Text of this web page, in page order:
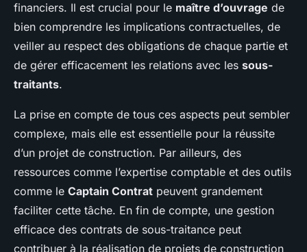
financiers. Il est crucial pour le maître d’ouvrage de
bien comprendre les implications contractuelles, de
veiller au respect des obligations de chaque partie et
de gérer efficacement les relations avec les sous-
traitants.
La prise en compte de tous ces aspects peut sembler
complexe, mais elle est essentielle pour la réussite
d’un projet de construction. Par ailleurs, des
ressources comme l’expertise comptable et des outils
comme le Captain Contrat peuvent grandement
faciliter cette tâche. En fin de compte, une gestion
efficace des contrats de sous-traitance peut
contribuer à la réalisation de projets de construction